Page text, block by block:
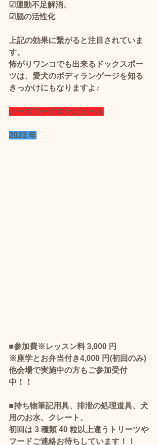
☑運動不足解消、
☑脳の活性化
上記の効果に繋がると注目されていま
す。
怖がりワンコでも出来るドックスポー
ツは、愛犬のボディランゲージを知る
きっかけにもなりますよ♪
ノーズワークスケジュール
2023 年
■参加費※レッスン料 3,000 円
※座学とお弁当付き4,000 円(初回のみ)
他会場で実施中の方もご参加受付
中！！
■持ち物筆記用具、排泄の処理道具、犬
用のお水、クレート、
初回は 3 種類 40 粒以上違うトリーツや
フード​ご連絡お待ちしています！！